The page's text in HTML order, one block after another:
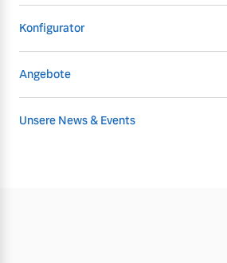
Konfigurator
Angebote
Unsere News & Events